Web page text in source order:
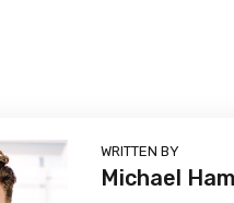
WRITTEN BY
Michael